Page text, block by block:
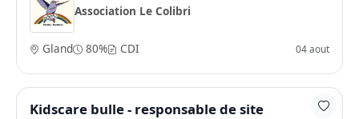
Association Le Colibri
Gland 80% CDI 04 aout
Kidscare bulle - responsable de site